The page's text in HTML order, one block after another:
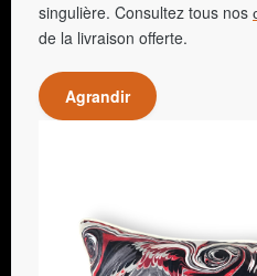
singulière. Consultez tous nos
de la livraison offerte.
Agrandir